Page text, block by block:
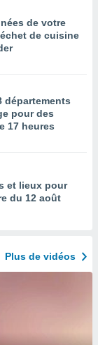
de votre
de cuisine
départements
pour des
17 heures
et lieux pour
du 12 août
Plus de vidéos